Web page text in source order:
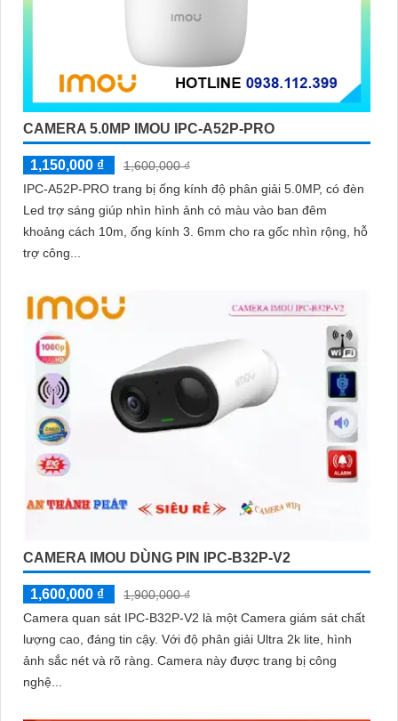
CAMERA 5.0MP IMOU IPC-A52P-PRO
1,150,000 ₫
1,600,000 ₫
IPC-A52P-PRO trang bị ống kính độ phân giải 5.0MP, có đèn
Led trợ sáng giúp nhìn hình ảnh có màu vào ban đêm
khoảng cách 10m, ống kính 3. 6mm cho ra gốc nhìn rộng, hỗ
trợ công...
CAMERA IMOU DÙNG PIN IPC-B32P-V2
1,600,000 ₫
1,900,000 ₫
Camera quan sát IPC-B32P-V2 là một Camera giám sát chất
lượng cao, đáng tin cậy. Với độ phân giải Ultra 2k lite, hình
ảnh sắc nét và rõ ràng. Camera này được trang bị công
nghệ...